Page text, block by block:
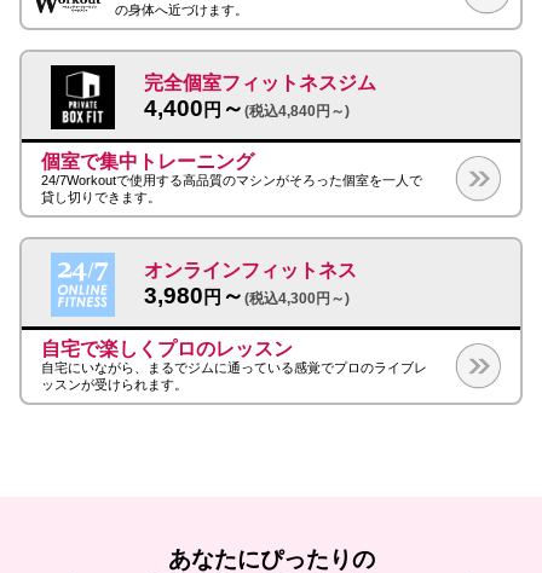
の身体へ近づけます。
完全個室フィットネスジム
4,400 円 ～ (税込4,840円～)
個室で集中トレーニング
24/7Workoutで使用する高品質のマシンがそろった個室を一人で
貸し切りできます。
オンラインフィットネス
3,980 円 ～ (税込4,300円～)
自宅で楽しくプロのレッスン
自宅にいながら、まるでジムに通っている感覚でプロのライブレ
ッスンが受けられます。
あなたにぴったりの